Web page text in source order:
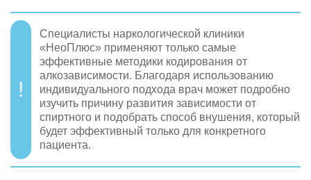
Специалисты наркологической клиники
«НеоПлюс» применяют только самые
эффективные методики кодирования от
алкозависимости. Благодаря использованию
индивидуального подхода врач может подробно
изучить причину развития зависимости от
спиртного и подобрать способ внушения, который
будет эффективный только для конкретного
пациента.